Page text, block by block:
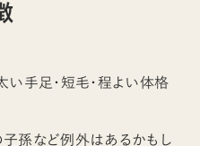
い手足・短毛・程よい体格
孫など例外はあるかもし